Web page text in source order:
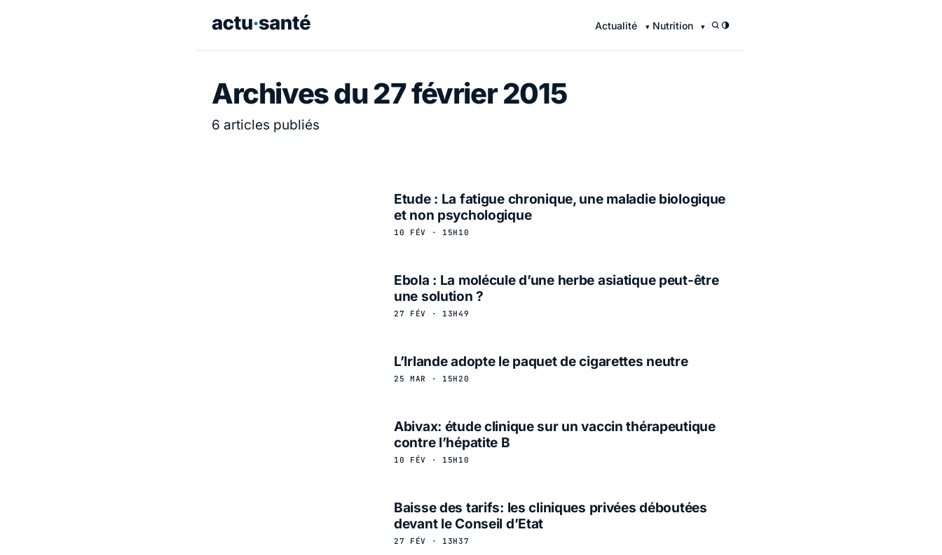
Actualité Nutrition /
Archives du 27 février 2015
6 articles publiés
Etude : La fatigue chronique, une maladie biologique
et non psychologique
10 FÉV · 15H10
Ebola : La molécule d’une herbe asiatique peut-être
une solution ?
27 FÉV · 13H49
L’Irlande adopte le paquet de cigarettes neutre
25 MAR · 15H20
Abivax: étude clinique sur un vaccin thérapeutique
contre l’hépatite B
10 FÉV · 15H10
Baisse des tarifs: les cliniques privées déboutées
devant le Conseil d’Etat
27 FÉV · 13H37